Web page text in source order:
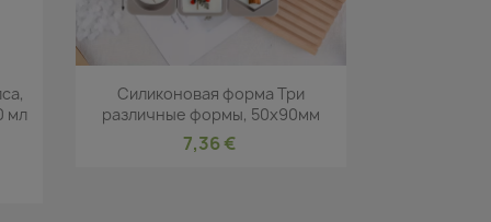
мл
Быстрый просмотр
Силиконовая форма Три
различные формы, 50x90мм
7,36 €